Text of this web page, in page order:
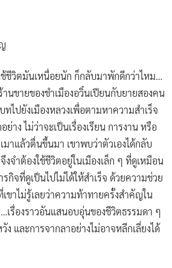
ช้ชีวิตมันเหนื่อยนัก ก็กลับมาพักดีกว่าไหม…
นขายของชำเมืองอวิ๋นเปียนกับยายสองคน
ทไปยังเมืองหลวงเพื่อตามหาความสำเร็จ
าง ไม่ว่าจะเป็นเรื่องเรียน การงาน หรือ
าแล้วตื่นขึ้นมา เขาพบว่าตัวเองได้กลับ
งจำต้องใช้ชีวิตอยู่ในเมืองเล็ก ๆ ที่ดูเหมือน
จที่ดูเป็นไปไม่ได้ให้สำเร็จ ด้วยความช่วย
ขาไม่รู้เลยว่าความท้าทายครั้งสำคัญใน
เรื่องราวอันแสนอบอุ่นของชีวิตธรรมดา ๆ
และการจากลาอย่างไม่อาจหลีกเลี่ยงได้